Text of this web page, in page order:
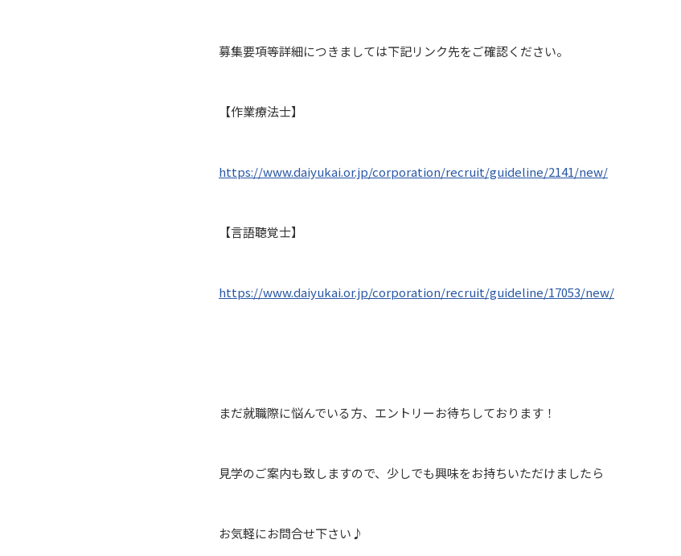
募集要項等詳細につきましては下記リンク先をご確認ください。
【作業療法士】
https://www.daiyukai.or.jp/corporation/recruit/guideline/2141/new/
【言語聴覚士】
https://www.daiyukai.or.jp/corporation/recruit/guideline/17053/new/
まだ就職際に悩んでいる方、エントリーお待ちしております！
見学のご案内も致しますので、少しでも興味をお持ちいただけましたら
お気軽にお問合せ下さい♪